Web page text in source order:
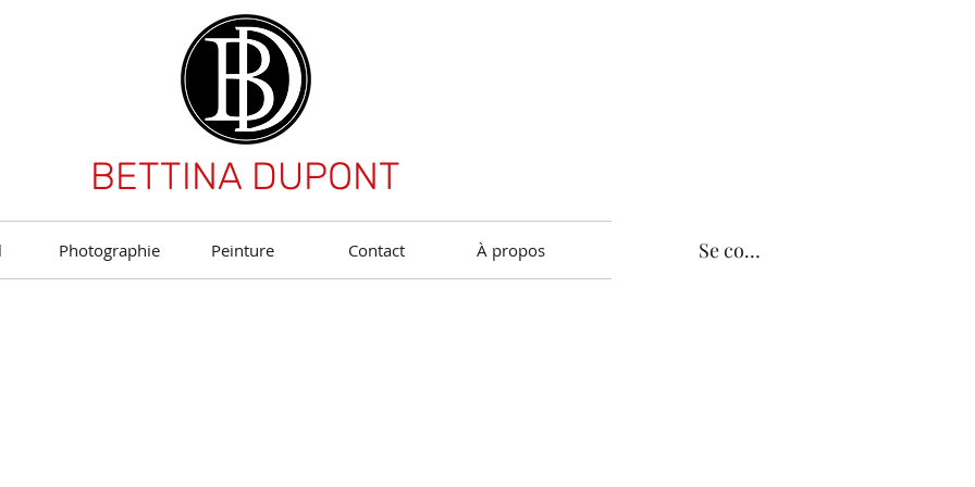
BETTINA DUPONT
Photographie Peinture Contact À propos Se connecter